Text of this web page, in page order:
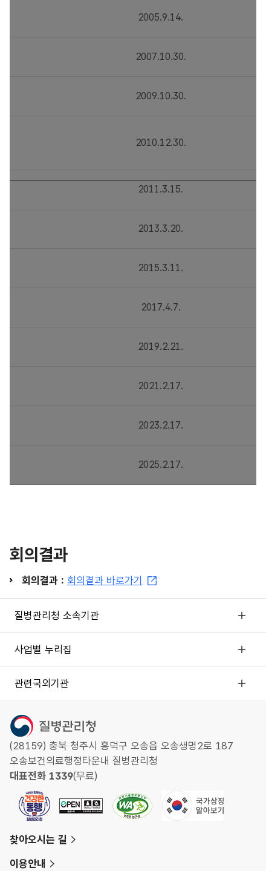
2005.9.14.
2007.10.30.
2009.10.30.
2010.12.30.
2011.3.15.
2013.3.20.
2015.3.11.
2017.4.7.
2019.2.21.
2021.2.17.
2023.2.17.
2025.2.17.
회의결과
회의결과 : 회의결과 바로가기
질병관리청 소속기관
사업별 누리집
관련국외기관
(28159) 충북 청주시 흥덕구 오송읍 오송생명2로 187
오송보건의료행정타운내 질병관리청
대표전화 1339(무료)
찾아오시는 길
이용안내